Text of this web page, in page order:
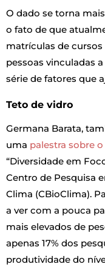
O dado se torna
o fato de que
matrículas de cursos
pessoas vinculadas
série de fatores que
Teto de vidro
Germana Barata,
uma palestra sobre
“Diversidade em
Centro de Pesquisa
Clima (CBioClima).
a ver com a pouca
mais elevados de
apenas 17% dos
produtividade do